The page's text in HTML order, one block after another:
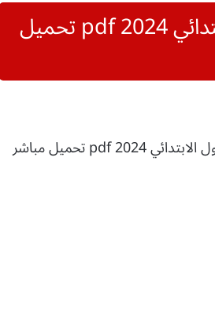
تحميل دفتر تحضير رياضيات الصف الأول الابتدائي 2024 pdf تحميل
دفتر تحضير رياضيات الصف الأول الابتدائي 2024 pdf تحميل مباشر